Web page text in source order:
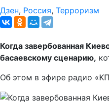
Дзен, Россия, Терроризм
Когда завербованная
басаевскому сценарию,
Об этом в эфире радио